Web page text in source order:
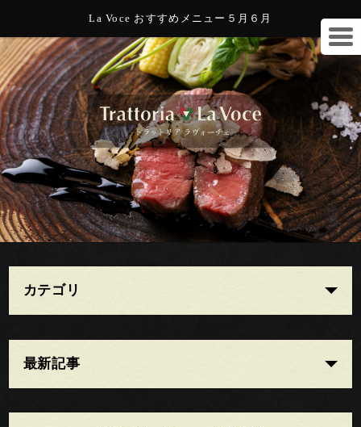
La Voce おすすめメニュー５月６月
カテゴリ
最新記事